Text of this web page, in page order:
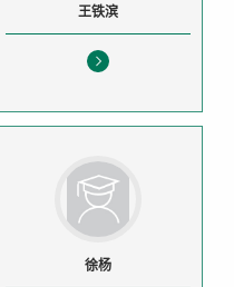
王铁滨
徐杨